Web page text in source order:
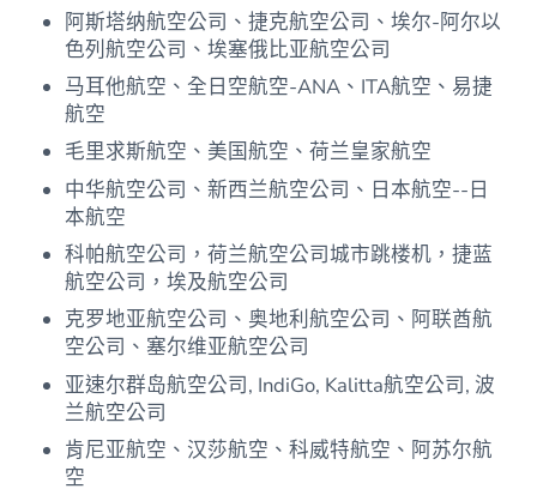
阿斯塔纳航空公司、捷克航空公司、埃尔-阿尔以
色列航空公司、埃塞俄比亚航空公司
马耳他航空、全日空航空-ANA、ITA航空、易捷
航空
毛里求斯航空、美国航空、荷兰皇家航空
中华航空公司、新西兰航空公司、日本航空--日
本航空
科帕航空公司，荷兰航空公司城市跳楼机，捷蓝
航空公司，埃及航空公司
克罗地亚航空公司、奥地利航空公司、阿联酋航
空公司、塞尔维亚航空公司
亚速尔群岛航空公司, IndiGo, Kalitta航空公司, 波
兰航空公司
肯尼亚航空、汉莎航空、科威特航空、阿苏尔航
空